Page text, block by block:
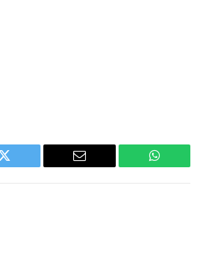
Twitter Email